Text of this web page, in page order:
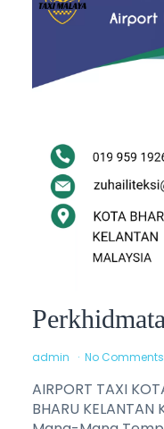
admin No Comments
AIRPORT TAXI
BHARU